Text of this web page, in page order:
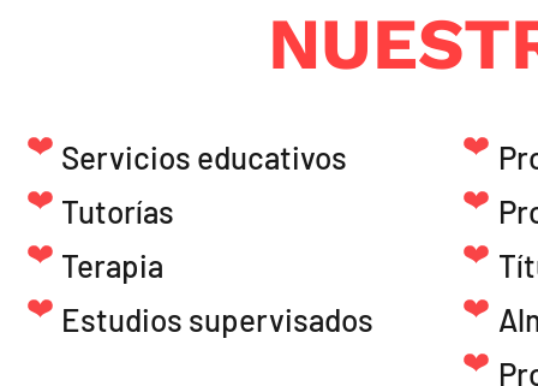
Servicios educativos
Tutorías
Terapia
Estudios supervisados